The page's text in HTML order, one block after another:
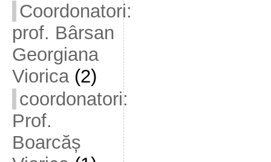
Coordonatori:
prof. Bârsan
Georgiana
Viorica(2)
coordonatori:
Prof.
Boarcăș